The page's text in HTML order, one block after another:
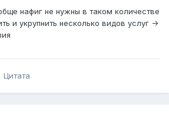
нафиг не нужны в таком количестве
и укрупнить несколько видов услуг ->
Цитата